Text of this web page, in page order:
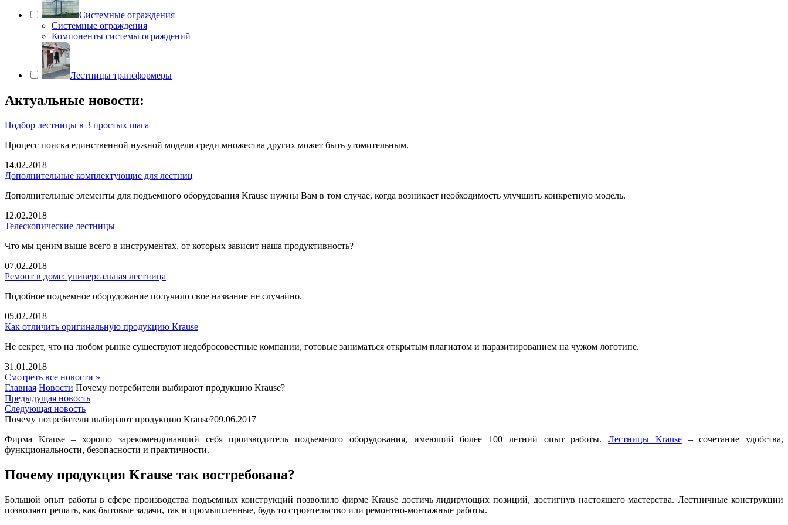
Системные ограждения
Системные ограждения
Компоненты системы ограждений
Лестницы трансформеры
Актуальные новости:
Подбор лестницы в 3 простых шага
Процесс поиска единственной нужной модели среди множества других может быть утомительным.
14.02.2018
Дополнительные комплектующие для лестниц
Дополнительные элементы для подъемного оборудования Krause нужны Вам в том случае, когда возникает необходимость улучшить конкретную модель.
12.02.2018
Телескопические лестницы
Что мы ценим выше всего в инструментах, от которых зависит наша продуктивность?
07.02.2018
Ремонт в доме: универсальная лестница
Подобное подъемное оборудование получило свое название не случайно.
05.02.2018
Как отличить оригинальную продукцию Krause
Не секрет, что на любом рынке существуют недобросовестные компании, готовые заниматься открытым плагиатом и паразитированием на чужом логотипе.
31.01.2018
Смотреть все новости »
Главная Новости Почему потребители выбирают продукцию Krause?
Предыдущая новость
Следующая новость
Почему потребители выбирают продукцию Krause?09.06.2017
Фирма Krause – хорошо зарекомендовавший себя производитель подъемного оборудования, имеющий более 100 летний опыт работы.Лестницы Krause– сочетание удобства,
функциональности, безопасности и практичности.
Почему продукция Krause так востребована?
Большой опыт работы в сфере производства подъемных конструкций позволило фирме Krause достичь лидирующих позиций, достигнув настоящего мастерства. Лестничные конструкции
позволяют решать, как бытовые задачи, так и промышленные, будь то строительство или ремонтно-монтажные работы.